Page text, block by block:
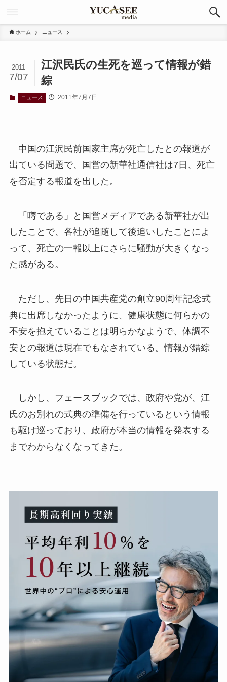
ホーム ニュース
江沢民氏の生死を巡って情報が錯
綜
2011
7/07
ニュース 2011年7月7日
中国の江沢民前国家主席が死亡したとの報道が
出ている問題で、国営の新華社通信社は7日、死亡
を否定する報道を出した。
「噂である」と国営メディアである新華社が出
したことで、各社が追随して後追いしたことによ
って、死亡の一報以上にさらに騒動が大きくなっ
た感がある。
ただし、先日の中国共産党の創立90周年記念式
典に出席しなかったように、健康状態に何らかの
不安を抱えていることは明らかなようで、体調不
安との報道は現在でもなされている。情報が錯綜
している状態だ。
しかし、フェースブックでは、政府や党が、江
氏のお別れの式典の準備を行っているという情報
も駆け巡っており、政府が本当の情報を発表する
までわからなくなってきた。